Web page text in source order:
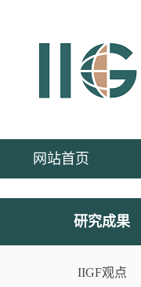
网站首页
研究成果
IIGF观点